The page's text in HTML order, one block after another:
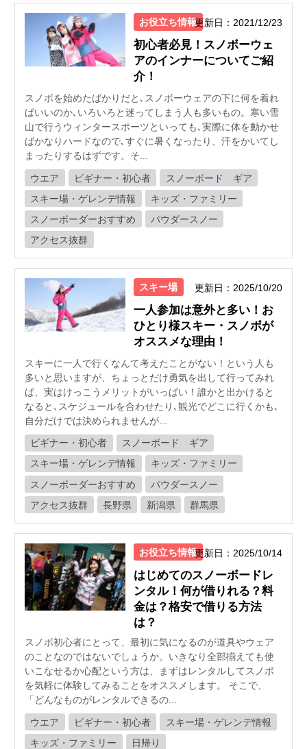
お役立ち情報更新日：2021/12/23
初心者必見！スノボーウェ
アのインナーについてご紹
介！
スノボを始めたばかりだと､スノボーウェアの下に何を着れ
ばいいのか､いろいろと迷ってしまう人も多いもの。寒い雪
山で行うウィンタースポーツといっても､実際に体を動かせ
ばかなりハードなので､すぐに暑くなったり、汗をかいてし
まったりするはずです。そ...
ウエア ビギナー・初心者
スノーボード ギア
スキー場・ゲレンデ情報
キッズ・ファミリー
スノーボーダーおすすめ
パウダースノー
アクセス抜群
スキー場 更新日：2025/10/20
一人参加は意外と多い！お
ひとり様スキー・スノボが
オススメな理由！
スキーに一人で行くなんて考えたことがない！という人も
多いと思いますが、ちょっとだけ勇気を出して行ってみれ
ば、実はけっこうメリットがいっぱい！誰かと出かけると
なると､スケジュールを合わせたり､観光でどこに行くかも､
自分だけでは決められませんが...
ビギナー・初心者
スノーボード ギア
スキー場・ゲレンデ情報
キッズ・ファミリー
スノーボーダーおすすめ
パウダースノー
アクセス抜群
長野県 新潟県 群馬県
お役立ち情報更新日：2025/10/14
はじめてのスノーボードレ
ンタル！何が借りれる？料
金は？格安で借りる方法
は？
スノボ初心者にとって、最初に気になるのが道具やウェア
のことなのではないでしょうか。いきなり全部揃えても使
いこなせるか心配という方は、まずはレンタルしてスノボ
を気軽に体験してみることをオススメします。 そこで、
「どんなものがレンタルできるの...
ウエア ビギナー・初心者
スキー場・ゲレンデ情報
キッズ・ファミリー
日帰り